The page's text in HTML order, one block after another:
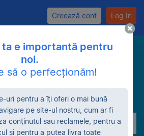
Creează cont Log In
Caută
ta e importantă pentru
noi.
să o perfecționăm!
uri pentru a îți oferi o mai bună
pe site-ul nostru, cum ar fi
conținutul sau reclamele, pentru a
și pentru a putea livra toate